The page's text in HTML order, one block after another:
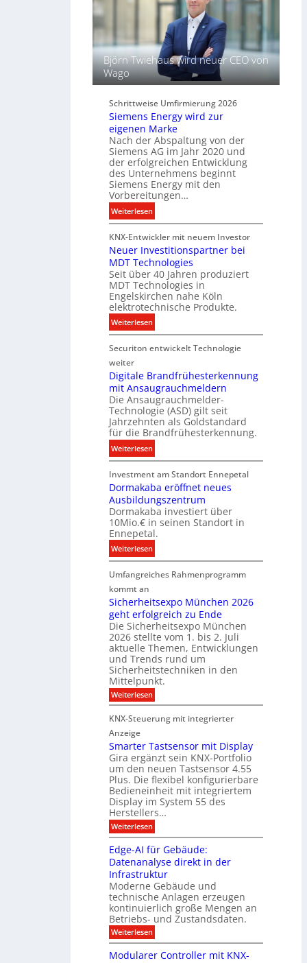
t
u
d
B
e
l
e
u
c
h
t
u
s
t
e
c
h
n
i
k
l
f
ü
r
i
g
i
t
a
l
e
P
r
o
d
u
k
t
d
a
t
e
Björn Twiehaus wird neuer CEO von
Wago
Schrittweise Umfirmierung 2026
Siemens Energy wird zur
eigenen Marke
Nach der Abspaltung von der
Siemens AG im Jahr 2020 und
der erfolgreichen Entwicklung
des Unternehmens beginnt
Siemens Energy mit den
Vorbereitungen…
Weiterlesen:
S
i
e
m
e
n
s
E
n
r
y
w
i
r
d
u
r
e
i
g
e
n
e
n
M
r
k
e
KNX-Entwickler mit neuem Investor
Neuer Investitionspartner bei
MDT Technologies
Seit über 40 Jahren produziert
MDT Technologies in
Engelskirchen nahe Köln
elektrotechnische Produkte.
Weiterlesen:
N
e
e
r
I
n
v
e
s
t
i
t
i
o
n
s
p
a
n
e
r
b
e
i
M
D
c
h
n
o
l
o
g
e
s
Securiton entwickelt Technologie
weiter
Digitale Brandfrühesterkennung
mit Ansaugrauchmeldern
Die Ansaugrauchmelder-
Technologie (ASD) gilt seit
Jahrzehnten als Goldstandard
für die Brandfrühesterkennung.
Weiterlesen:
D
i
g
i
t
a
l
e
B
r
n
d
f
r
ü
h
e
s
t
e
k
e
n
n
u
n
g
m
i
t
A
n
s
a
g
r
Investment am Standort Ennepetal
Dormakaba eröffnet neues
Ausbildungszentrum
Dormakaba investiert über
10Mio.€ in seinen Standort in
Ennepetal.
Weiterlesen:
D
o
m
a
k
a
b
a
e
r
ö
f
n
e
t
n
e
u
e
s
A
u
s
b
i
l
d
u
n
Umfangreiches Rahmenprogramm
kommt an
Sicherheitsexpo München 2026
geht erfolgreich zu Ende
Die Sicherheitsexpo München
2026 stellte vom 1. bis 2. Juli
aktuelle Themen, Entwicklungen
und Trends rund um
Sicherheitstechniken in den
Mittelpunkt.
Weiterlesen:
S
c
e
r
h
e
i
t
s
e
x
p
o
M
ü
n
c
h
e
n
2
0
2
6
g
KNX-Steuerung mit integrierter
Anzeige
Smarter Tastsensor mit Display
Gira ergänzt sein KNX-Portfolio
um den neuen Tastsensor 4.55
Plus. Die flexibel konfigurierbare
Bedieneinheit mit integriertem
Display im System 55 des
Herstellers…
Weiterlesen:
S
m
a
r
t
e
r
T
a
s
t
s
n
Edge-AI für Gebäude:
Datenanalyse direkt in der
Infrastruktur
Moderne Gebäude und
technische Anlagen erzeugen
kontinuierlich große Mengen an
Betriebs- und Zustandsdaten.
Weiterlesen:
E
g
Modularer Controller mit KNX-